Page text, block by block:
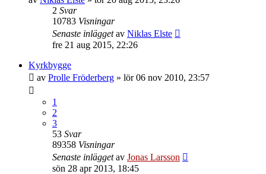
2 Svar
10783 Visningar
Senaste inläggetav Niklas Elste
fre 21 aug 2015, 22:26
Kyrkbygge
av Prolle Fröderberg » lör 06 nov 2010, 23:57
1
2
3
53 Svar
89358 Visningar
Senaste inläggetav Jonas Larsson
sön 28 apr 2013, 18:45